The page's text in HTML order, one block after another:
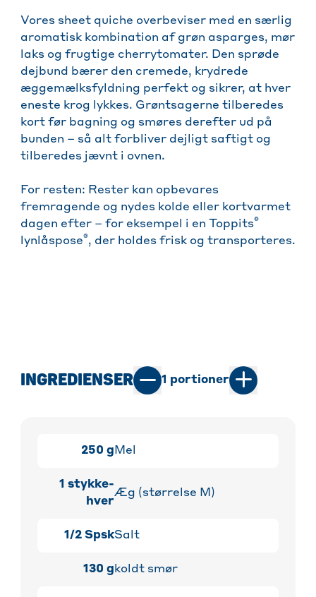
Vores sheet quiche overbeviser med en særlig
aromatisk kombination af grøn asparges, mør
laks og frugtige cherrytomater. Den sprøde
dejbund bærer den cremede, krydrede
æggemælksfyldning perfekt og sikrer, at hver
eneste krog lykkes. Grøntsagerne tilberedes
kort før bagning og smøres derefter ud på
bunden – så alt forbliver dejligt saftigt og
tilberedes jævnt i ovnen.
For resten: Rester kan opbevares
fremragende og nydes kolde eller kortvarmet
dagen efter – for eksempel i en Toppits®
lynlåspose®, der holdes frisk og transporteres.
INGREDIENSER 1 portioner
250 gMel
1 stykke-
hver
Æg (størrelse M)
1/2 SpskSalt
130 gkoldt smør